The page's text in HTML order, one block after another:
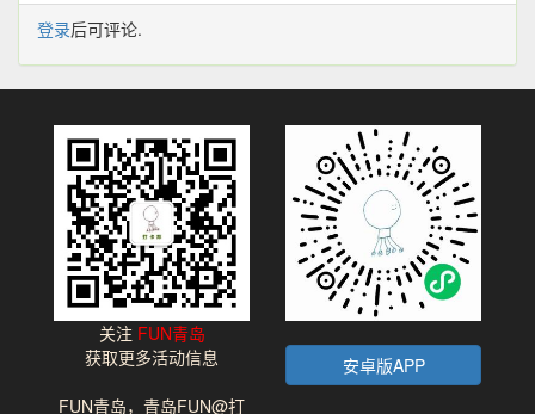
登录后可评论.
关注 FUN青岛
获取更多活动信息
安卓版APP
FUN青岛，青岛FUN@打